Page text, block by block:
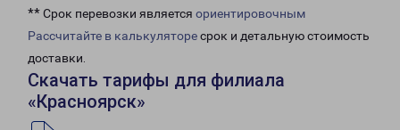
** Срок перевозки является ориентировочным
Рассчитайте в калькуляторесрок и детальную стоимость
доставки.
Скачать тарифы для филиала
«Красноярск»